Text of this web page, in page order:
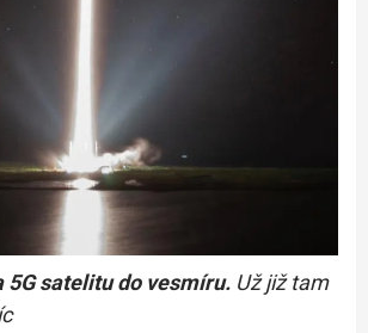
5G satelitu do vesmíru. Už již tam